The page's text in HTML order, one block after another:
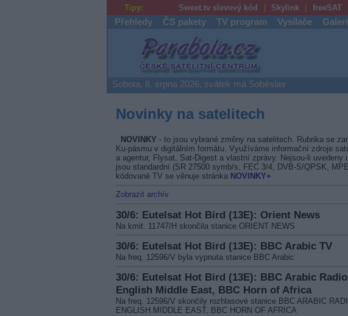
Tipy: Sweet.tv slevový kód Skylink freeSAT
Přehledy ČS pakety TV program Vysílače
Parabola.cz
Sobota, 8. srpna 2026, svátek má Soběslav
Novinky na satelitech
NOVINKY - to jsou vybrané změny na satelitech. Rubrika se
Ku-pásmu v digitálním formátu. Využíváme informační zdroje
a agentur, Flysat, Sat-Digest a vlastní zprávy. Nejsou-li uvedeny
jsou standardní (SR 27500 symb/s, FEC 3/4, DVB-S/QPSK,
kódované TV se věnuje stránka NOVINKY+
Zobrazit archív
30/6: Eutelsat Hot Bird (13E): Orient News
Na kmit. 11747/H skončila stanice ORIENT NEWS
30/6: Eutelsat Hot Bird (13E): BBC Arabic TV
Na freq. 12596/V byla vypnuta stanice BBC Arabic
30/6: Eutelsat Hot Bird (13E): BBC Arabic
English Middle East, BBC Horn of Africa
Na freq. 12596/V skončily rozhlasové stanice BBC ARABIC
ENGLISH MIDDLE EAST, BBC HORN OF AFRICA